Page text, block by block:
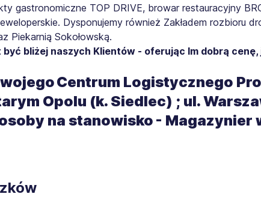
gastronomiczne TOP DRIVE, browar restauracyjny
Dysponujemy również Zakładem rozbioru
Piekarnią Sokołowską.
bliżej naszych Klientów - oferując Im dobrą
Centrum Logistycznego
Opolu (k. Siedlec) ; ul.
na stanowisko - Magazynier